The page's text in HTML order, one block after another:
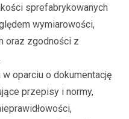
sprefabrykowanych
wymiarowości,
oraz zgodności z
oparciu o dokumentację
przepisy i normy,